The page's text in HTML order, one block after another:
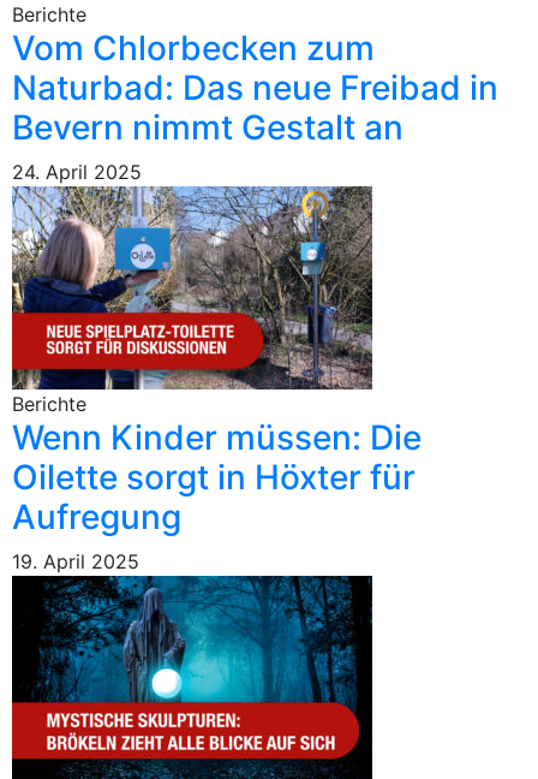
Berichte
Vom Chlorbecken zum
Naturbad: Das neue Freibad in
Bevern nimmt Gestalt an
24. April 2025
Berichte
Wenn Kinder müssen: Die
Oilette sorgt in Höxter für
Aufregung
19. April 2025